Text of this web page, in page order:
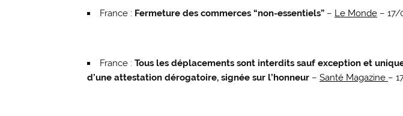
France : Fermeture des commerces “non-essentiels” – Le Monde –
France :Tous les déplacements sont interdits sauf exception et
d’une attestation dérogatoire, signée sur l’honneur– Santé Magazine –